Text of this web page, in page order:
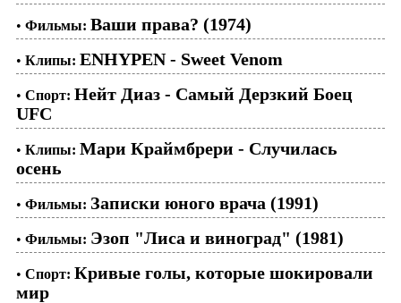
• Фильмы: Ваши права? (1974)
• Клипы: ENHYPEN - Sweet Venom
• Спорт: Нейт Диаз - Самый Дерзкий Боец
UFC
• Клипы: Мари Краймбрери - Случилась
осень
• Фильмы: Записки юного врача (1991)
• Фильмы: Эзоп "Лиса и виноград" (1981)
• Спорт: Кривые голы, которые шокировали
мир